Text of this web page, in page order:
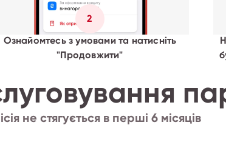
2
Ознайомтесь з умовами та натисніть
"Продовжити"
не стягується в перші 6 місяців